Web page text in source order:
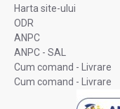
Harta site-ului
ODR
ANPC
ANPC - SAL
Cum comand - Livrare
Cum comand - Livrare